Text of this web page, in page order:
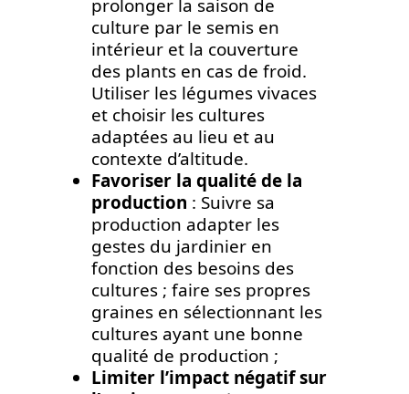
prolonger la saison de
culture par le semis en
intérieur et la couverture
des plants en cas de froid.
Utiliser les légumes vivaces
et choisir les cultures
adaptées au lieu et au
contexte d’altitude.
Favoriser la qualité de la
production : Suivre sa
production adapter les
gestes du jardinier en
fonction des besoins des
cultures ; faire ses propres
graines en sélectionnant les
cultures ayant une bonne
qualité de production ;
Limiter l’impact négatif sur